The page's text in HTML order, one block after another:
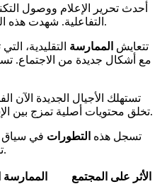
أحدث تحرير الإعلام ووصول
التفاعلية. شهدت هذه الفترة ولادة تعددية إعلامية حقيقية.
تتعايش الممارسة التقليدية،
مع أشكال جديدة من الاجتماع.
تستهلك الأجيال الجديدة
تخلق محتويات أصلية تمزج بين الإشارات المحلية والتأثيرات الدولية.
تسجل هذه التطورات في سياق
تثير اهتمامًا متجددًا بالتقاليد الأقدم.
الممارسة
الأثر على المجتمع